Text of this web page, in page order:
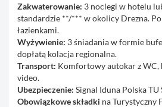
Zakwaterowanie: 3 noclegi w hotelu
standardzie **/*** w okolicy Drezna.
łazienkami.
Wyżywienie: 3 śniadania w formie
dopłatą kolacja regionalna.
Transport: Komfortowy autokar z WC,
video.
Ubezpieczenie: Signal Iduna Polska TU
Obowiązkowe składki na Turystyczny